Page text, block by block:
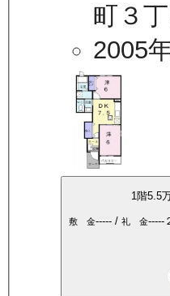
町３
2005
1階5.5
敷 金----- / 礼 金-----